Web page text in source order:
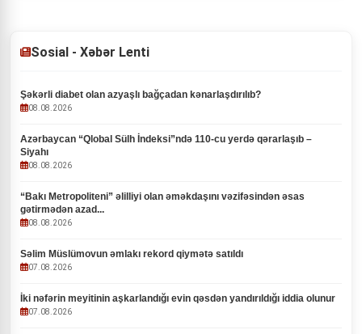
Sosial - Xəbər Lenti
Şəkərli diabet olan azyaşlı bağçadan kənarlaşdırılıb?
08.08.2026
Azərbaycan “Qlobal Sülh İndeksi”ndə 110-cu yerdə qərarlaşıb –
Siyahı
08.08.2026
“Bakı Metropoliteni” əlilliyi olan əməkdaşını vəzifəsindən əsas
gətirmədən azad...
08.08.2026
Səlim Müslümovun əmlakı rekord qiymətə satıldı
07.08.2026
İki nəfərin meyitinin aşkarlandığı evin qəsdən yandırıldığı iddia olunur
07.08.2026